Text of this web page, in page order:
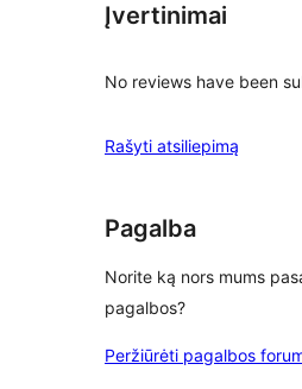
Įvertinimai
No reviews have been
Rašyti atsiliepimą
Pagalba
Norite ką nors mums
pagalbos?
Peržiūrėti pagalbos